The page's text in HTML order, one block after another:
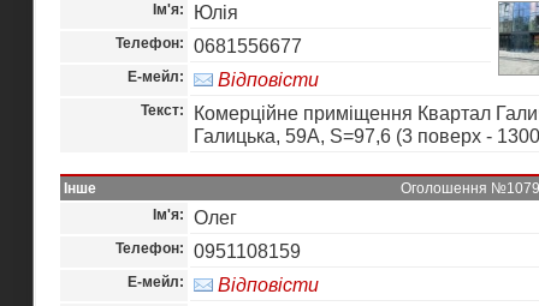
Ім'я:
Юлія
Телефон: 0681556677
Е-мейл: Відповісти
Текст:
Комерційне приміщення Квартал
Галицька, 59А, S=97,6 (3 поверх -
Інше
Оголошення
Ім'я:
Олег
Телефон: 0951108159
Е-мейл: Відповісти